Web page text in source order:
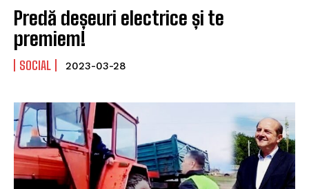
Predă deșeuri electrice și te
premiem!
SOCIAL 2023-03-28